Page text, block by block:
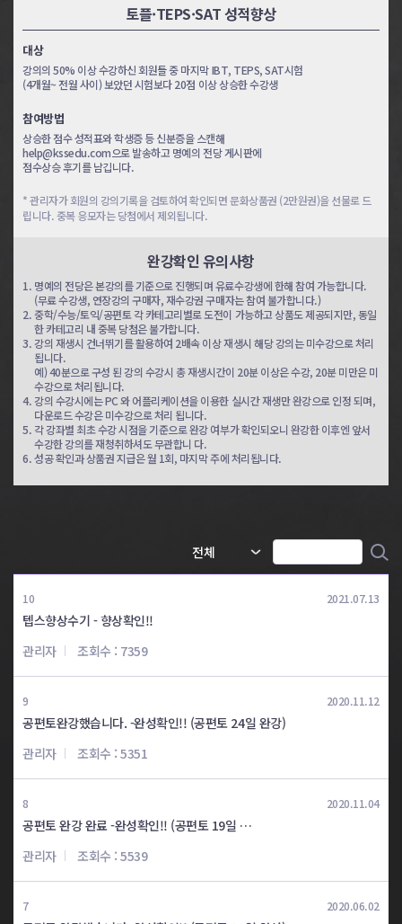
토익 8일완성
토익 8일완성
임*호
토익 8일완성
강*현
공편토 3일완성
신*라
공편토 4일완성
공편토 5일완성
김*재
공편토 5일완성
공편토 6일완성
강*연
윤*영 서*수
김*지 이*혁
공편토 9일완성
임*영
양*민 이*올
토플·TEPS·SAT 성적향상
대상
강의의 50% 이상 수강하신 회원들 중 마지막 IBT, TEPS, SAT시험
(4개월~ 전월 사이) 보았던 시험보다 20점 이상 상승한 수강생
참여방법
상승한 점수 성적표와 학생증 등 신분증을 스캔해
help@kssedu.com으로 발송하고 명예의 전당 게시판에
점수상승 후기를 남깁니다.
* 관리자가 회원의 강의기록을 검토하여 확인되면 문화상품권 (2만원권)을 선물로 드
립니다. 중복 응모자는 당첨에서 제외됩니다.
완강확인 유의사항
1. 명예의 전당은 본강의를 기준으로 진행되며 유료수강생에 한해 참여 가능합니다.
(무료 수강생, 연장강의 구매자, 재수강권 구매자는 참여 불가합니다.)
2.중학/수능/토익/공편토 각 카테고리별로 도전이 가능하고 상품도 제공되지만, 동일
한 카테고리 내 중복 당첨은 불가합니다.
3.강의 재생시 건너뛰기를 활용하여 2배속 이상 재생시 해당 강의는 미수강으로 처리
됩니다.
예) 40분으로 구성 된 강의 수강시 총 재생시간이 20분 이상은 수강, 20분 미만은 미
수강으로 처리됩니다.
4.강의 수강시에는 PC 와 어플리케이션을 이용한 실시간 재생만 완강으로 인정 되며,
다운로드 수강은 미수강으로 처리 됩니다.
5. 각 강좌별 최초 수강 시점을 기준으로 완강 여부가 확인되오니 완강한 이후엔 앞서
수강한 강의를 재청취하셔도 무관합니 다.
6.성공 확인과 상품권 지급은 월 1회, 마지막 주에 처리됩니다.
10 2021.07.13
텝스향상수기 - 향상확인!!
관리자
조회수 : 7359
9 2020.11.12
공편토완강했습니다. -완성확인!! (공편토 24일 완강)
관리자
조회수 : 5351
8 2020.11.04
공편토 완강 완료 -완성확인!! (공편토 19일 …
관리자
조회수 : 5539
7 2020.06.02